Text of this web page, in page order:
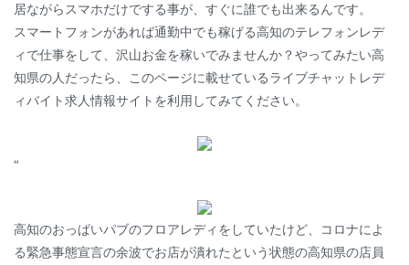
居ながらスマホだけでする事が、すぐに誰でも出来るんです。
スマートフォンがあれば通勤中でも稼げる高知のテレフォンレデ
ィで仕事をして、沢山お金を稼いでみませんか？やってみたい高
知県の人だったら、このページに載せているライブチャットレデ
ィバイト求人情報サイトを利用してみてください。
“
高知のおっぱいパブのフロアレディをしていたけど、コロナによ
る緊急事態宣言の余波でお店が潰れたという状態の高知県の店員